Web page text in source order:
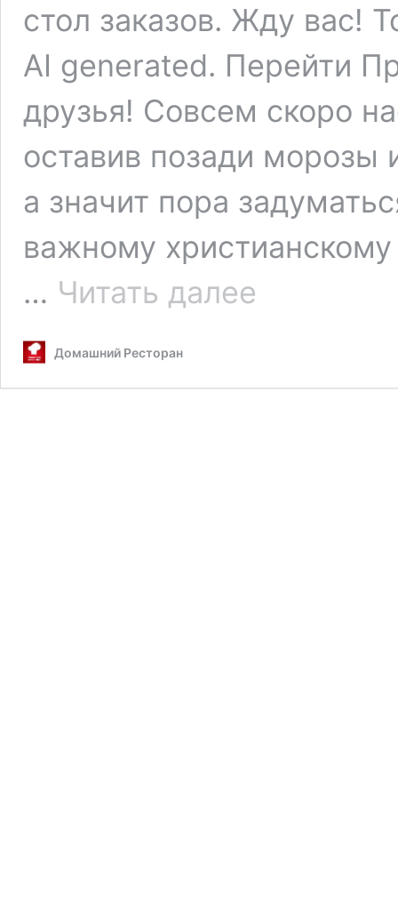
стол заказов. Жду вас!
AI generated. Перейти
друзья! Совсем скоро
оставив позади
а значит пора
важному
… Читать далее
тортов
Домашний Ресторан